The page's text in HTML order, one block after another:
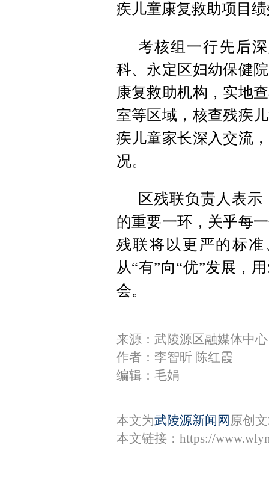
疾儿童康复救助项目
考核组一行先后
科、永定区妇幼保健
康复救助机构，实地
室等区域，核查残疾
疾儿童家长深入交流
况。
区残联负责人表
的重要一环，关乎每
残联将以更严的标
从“有”向“优”发展，
会。
来源：​武陵源区融媒体中心
作者：李智昕 陈红霞
编辑：毛娟
本文为武陵源新闻网 原创
本文链接： https://